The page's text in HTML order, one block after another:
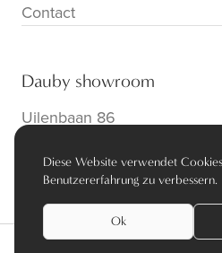
Contact
Dauby showroom
Uilenbaan 86
info@dauby.be|+32 3 354
Diese Website verwendet
Benutzererfahrung zu verbessern.
Ok